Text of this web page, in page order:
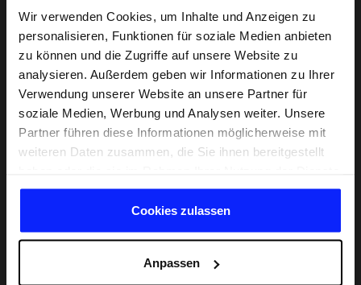
Wir verwenden Cookies, um Inhalte und Anzeigen zu
personalisieren, Funktionen für soziale Medien anbieten
zu können und die Zugriffe auf unsere Website zu
analysieren. Außerdem geben wir Informationen zu Ihrer
Verwendung unserer Website an unsere Partner für
soziale Medien, Werbung und Analysen weiter. Unsere
Partner führen diese Informationen möglicherweise mit
weiteren Daten zusammen, die Sie ihnen bereitgestellt
gesammelt haben.
Cookies zulassen
Anpassen